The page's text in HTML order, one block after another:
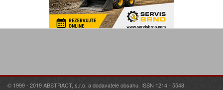
© 1999 - 2019 ABSTRACT, s.r.o. a dodavatelé obsahu. ISSN 1214 - 5548